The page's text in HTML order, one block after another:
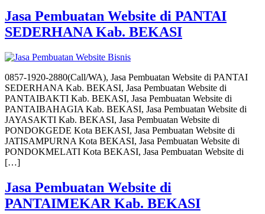
Jasa Pembuatan Website di PANTAI
SEDERHANA Kab. BEKASI
0857-1920-2880(Call/WA), Jasa Pembuatan Website di PANTAI
SEDERHANA Kab. BEKASI, Jasa Pembuatan Website di
PANTAIBAKTI Kab. BEKASI, Jasa Pembuatan Website di
PANTAIBAHAGIA Kab. BEKASI, Jasa Pembuatan Website di
JAYASAKTI Kab. BEKASI, Jasa Pembuatan Website di
PONDOKGEDE Kota BEKASI, Jasa Pembuatan Website di
JATISAMPURNA Kota BEKASI, Jasa Pembuatan Website di
PONDOKMELATI Kota BEKASI, Jasa Pembuatan Website di
[…]
Jasa Pembuatan Website di
PANTAIMEKAR Kab. BEKASI